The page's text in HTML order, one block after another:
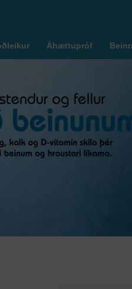
Áhættupróf